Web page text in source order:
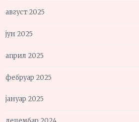
август 2025
јун 2025
април 2025
фебруар 2025
јануар 2025